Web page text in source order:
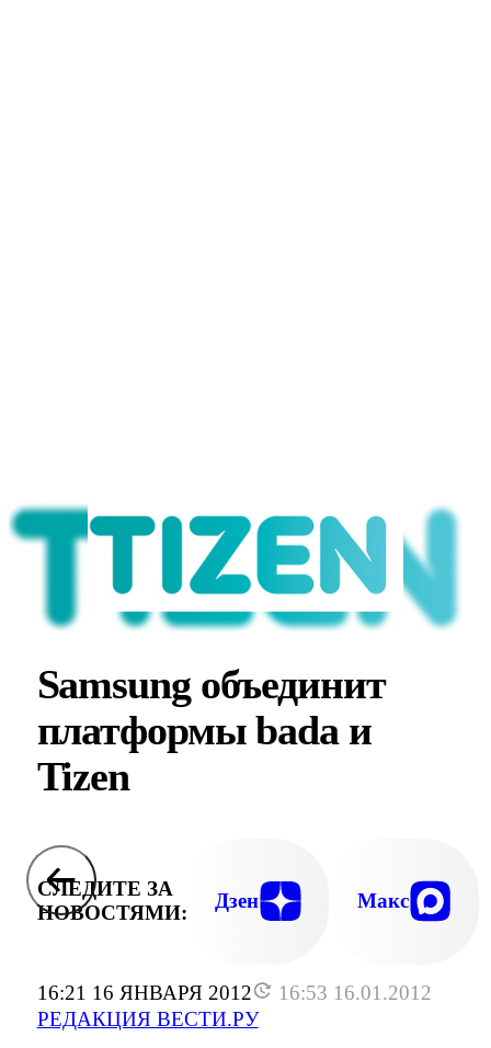
16:21 16 ЯНВАРЯ 2012
16:53 16.01.2012
РЕДАКЦИЯ ВЕСТИ.РУ
Samsung объединит
платформы bada и
Tizen
СЛЕДИТЕ ЗА
НОВОСТЯМИ:
Дзен Макс